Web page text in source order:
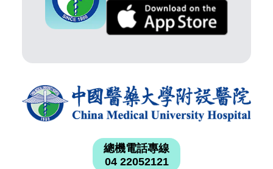
總機電話專線
04 22052121